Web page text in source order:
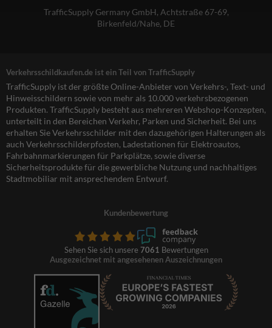
TrafficSupply Germany GmbH, Achtstraße 67-69,
Birkenfeld/Nahe, DE
Verkehrsschildkaufen.de ist ein Teil von TrafficSupply
TrafficSupply ist der größte Online-Anbieter von Verkehrs-, Text- und
Hinweisschildern sowie von mehr als 10.000 verkehrsbezogenen
Produkten. TrafficSupply besteht aus mehreren Webshop-Konzepten,
unterteilt in den Bereichen Verkehr, Parken und Sicherheit. Bei uns
erhalten Sie Verkehrsschilder mit den dazugehörigen Halterungen als
auch Verkehrsschilderpfosten, Ladestationen für Elektroautos,
Fahrbahnmarkierungen für Parkplätze, sowie diverse
Sicherheitsprodukte für die gewerbliche Nutzung und nachhaltiges
Stadtmobiliar mit ansprechendem Entwurf.
Kundenbewertung
Sehen Sie sich unsere 7061 Bewertungen
Ausgezeichnet mit angesehenen Auszeichnungen